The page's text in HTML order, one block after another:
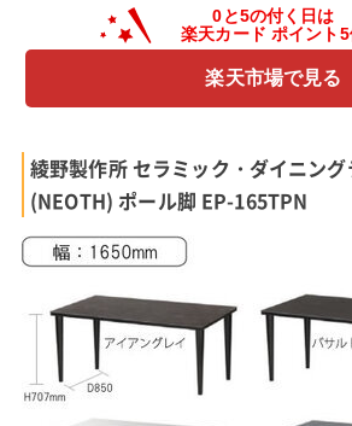
楽天市場で見る
綾野製作所 セラミック・ダイニン
(NEOTH) ポール脚 EP-165TPN